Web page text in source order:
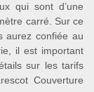
qui sont d’une
carré. Sur ce
aurez confiée au
il est important
sur les tarifs
Couverture